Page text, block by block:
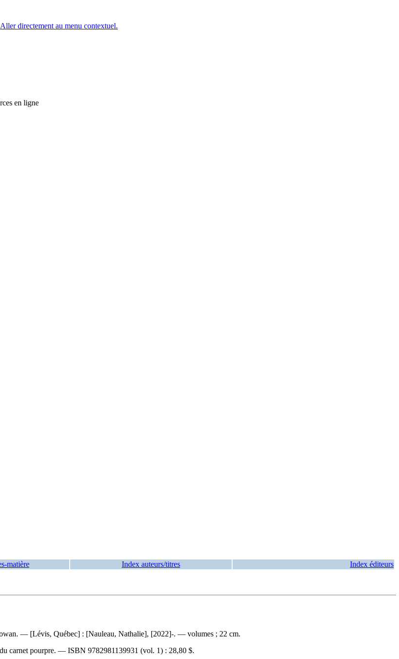
Aller directement au menu contextuel.
en ligne
matière Index auteurs/titres Index éditeurs
— [Lévis, Québec] : [Nauleau, Nathalie], [2022]-. — volumes ; 22 cm.
carnet pourpre. — ISBN 9782981139931 (vol. 1) : 28,80 $.